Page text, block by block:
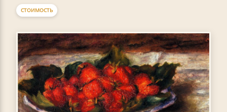
СТОИМОСТЬ